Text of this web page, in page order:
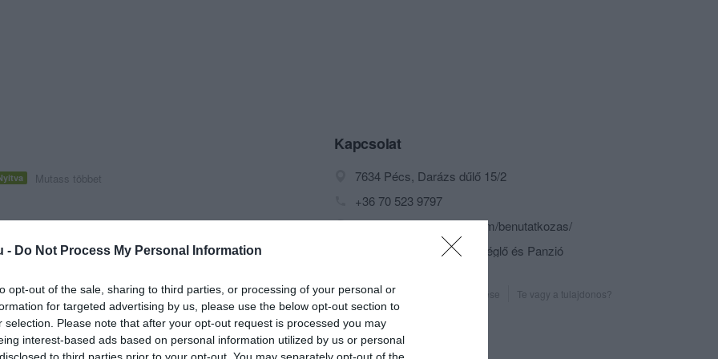
- Do Not Process My Personal Information
opt-out of the sale, sharing to third parties, or processing of your personal or
for targeted advertising by us, please use the below opt-out section to
selection. Please note that after your opt-out request is processed you may
interest-based ads based on personal information utilized by us or personal
Mutass többet
fizetés
Kapcsolat
7634 Pécs, Darázs dűlő 15/2
+36 70 523 9797
http://www.tecamama.com/benutatkozas/
fb.com/Teca Mama Vendéglő és Panzió
Probléma jelentése Te vagy a tulajdonos?